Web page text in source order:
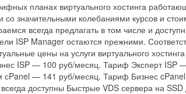
планах виртуального хостинга
со значительными колебаниями курсов и
всегда предлагать в том числе и
ISP Manager остаются прежними.
цены на услуги виртуального
ISP — 100 руб/месяц. Тариф Эксперт ISP
сPanel — 141 руб/месяц. Тариф Бизнес
доступны Быстрые VDS сервера на